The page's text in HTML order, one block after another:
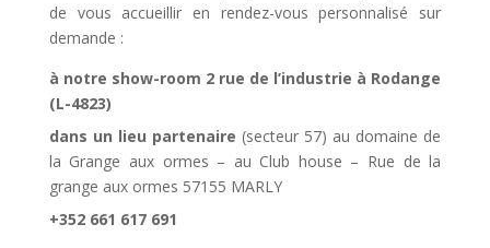
de vous accueillir en rendez-vous personnalisé sur
demande :
à notre show-room 2 rue de l’industrie à Rodange
(L-4823)
dans un lieu partenaire (secteur 57) au domaine de
la Grange aux ormes – au Club house – Rue de la
grange aux ormes 57155 MARLY
+352 661 617 691